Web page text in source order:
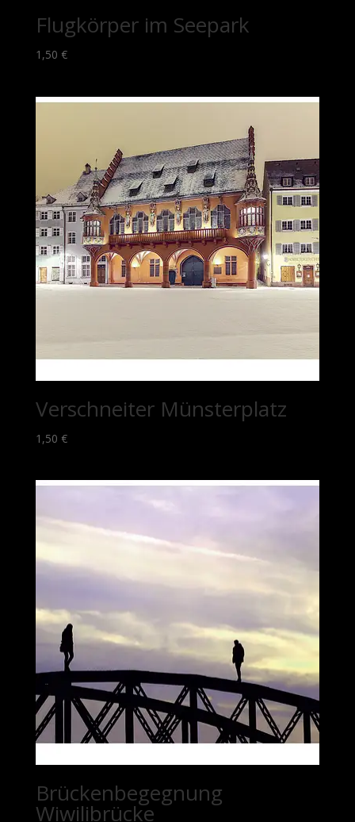
Flugkörper im Seepark
1,50 €
Verschneiter Münsterplatz
1,50 €
Brückenbegegnung
Wiwilibrücke